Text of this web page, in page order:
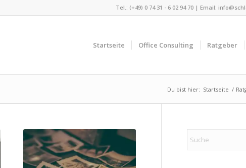
Tel.: (+49) 0 74 31 - 6 02 94 70 | Email:
Startseite Office Consulting Ratgeber
Du bist hier: Startseite /